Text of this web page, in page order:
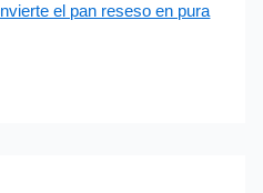
el pan reseso en pura